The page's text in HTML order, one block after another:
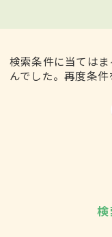
検索条件に当ては
んでした。再度条件